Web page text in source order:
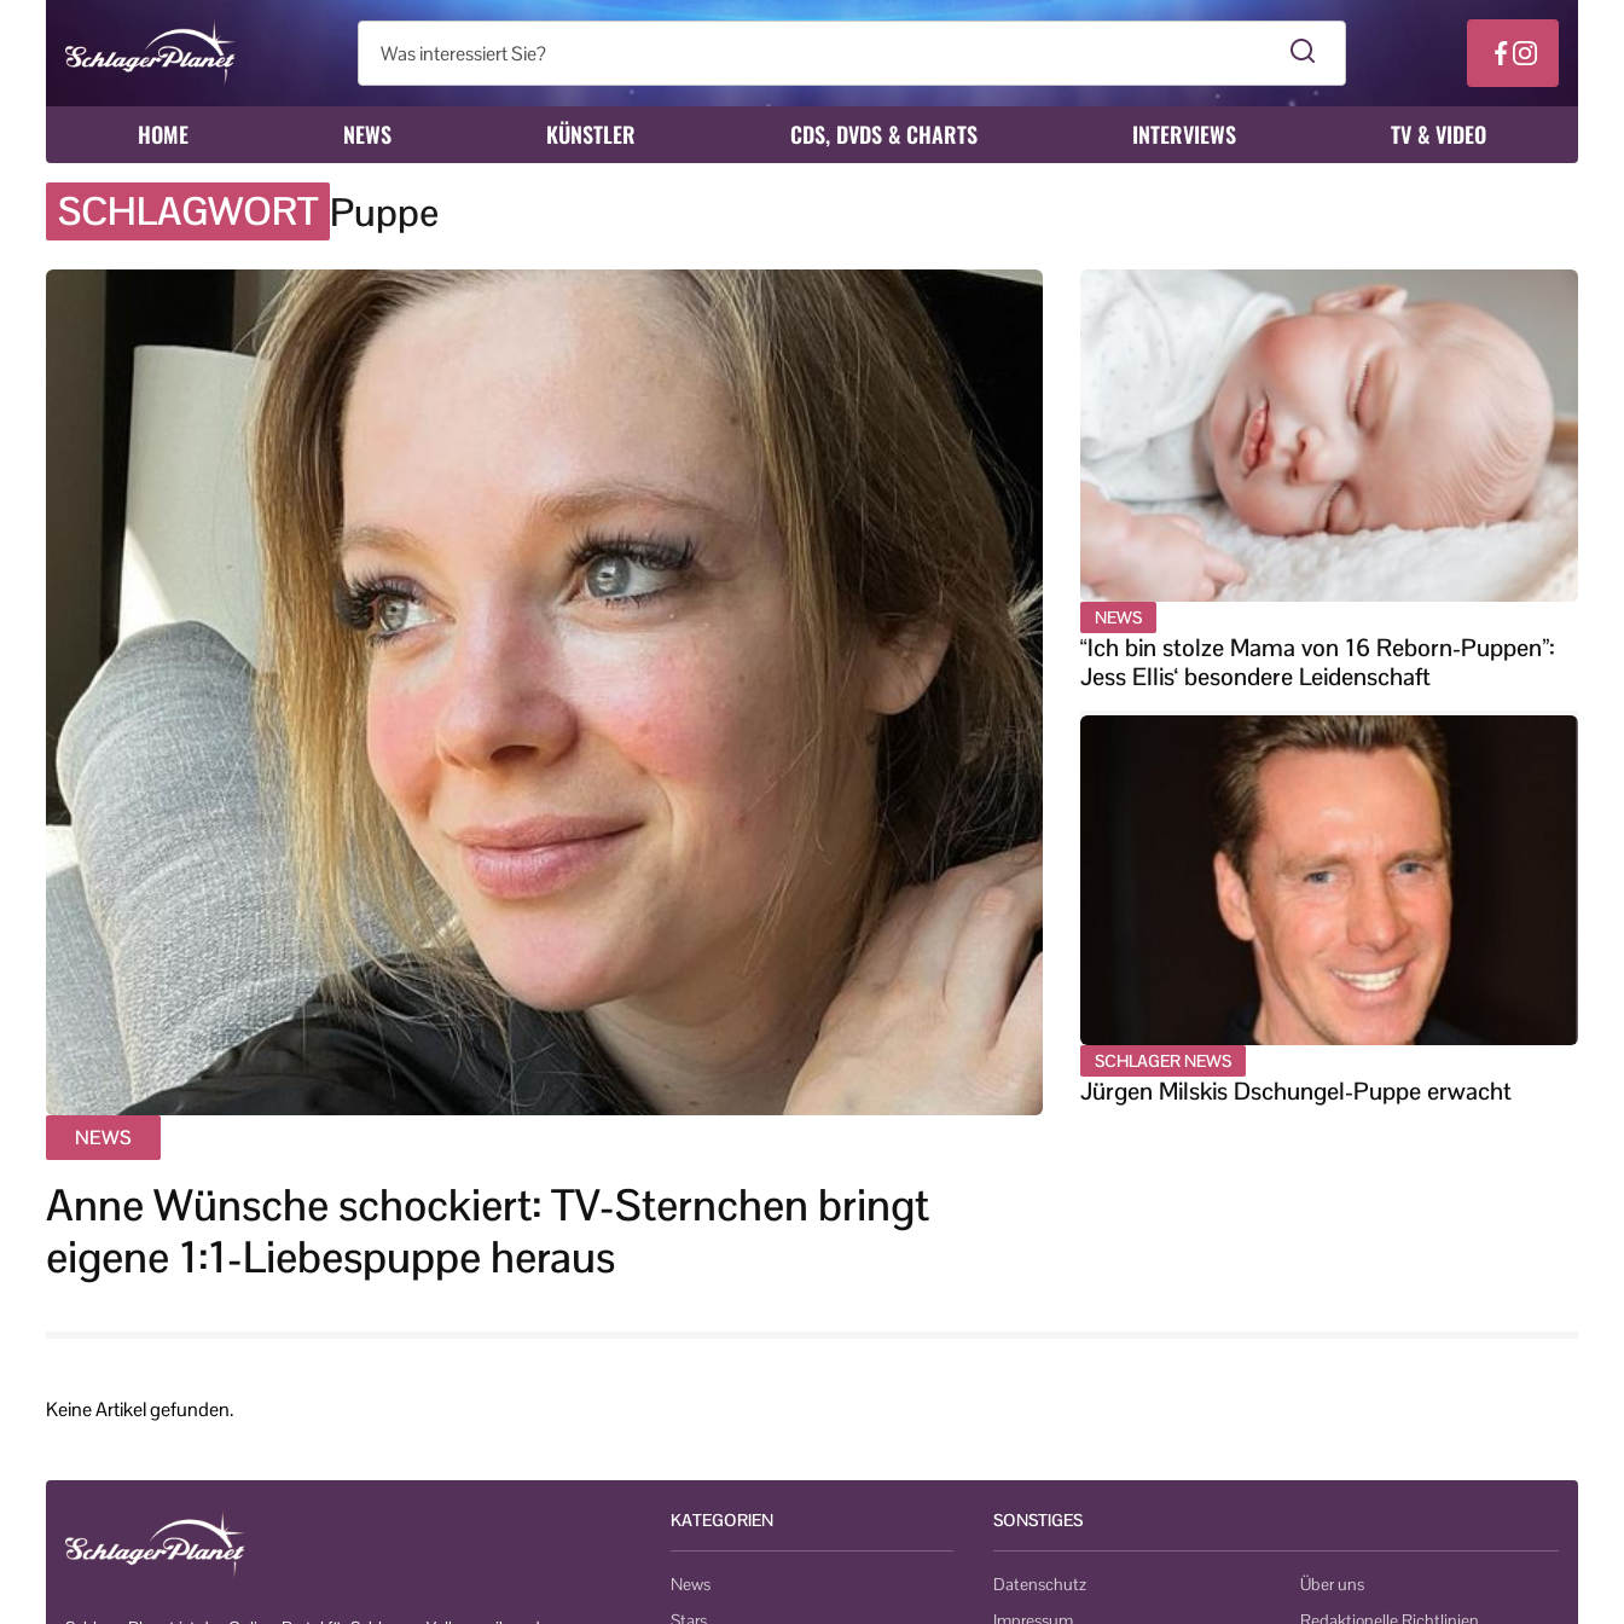
HOME NEWS KÜNSTLER CDS, DVDS & CHARTS INTERVIEWS TV & VIDEO
SCHLAGWORT Puppe
NEWS
Anne Wünsche schockiert: TV-Sternchen bringt
eigene 1:1-Liebespuppe heraus
NEWS
“Ich bin stolze Mama von 16 Reborn-Puppen”:
Jess Ellis‘ besondere Leidenschaft
SCHLAGER NEWS
Jürgen Milskis Dschungel-Puppe erwacht
Keine Artikel gefunden.
KATEGORIEN
News
SONSTIGES
Datenschutz
Über uns